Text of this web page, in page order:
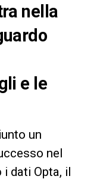
nella
e le
un
nel
i dati Opta, il